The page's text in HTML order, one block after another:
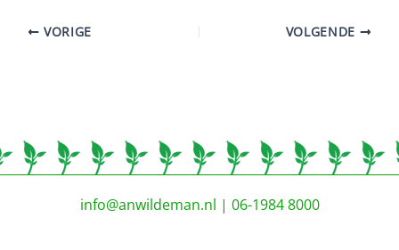
VORIGE VOLGENDE
info@anwildeman.nl | 06-1984 8000